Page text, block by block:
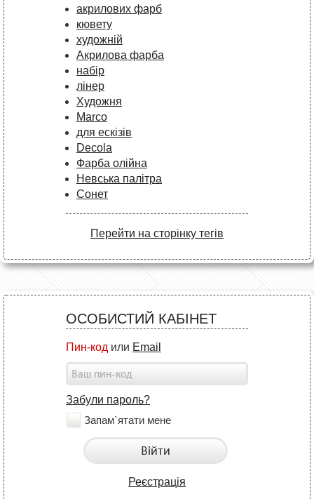
акрилових фарб
кювету
художній
Акрилова фарба
набір
лінер
Художня
Marco
для ескізів
Decola
Фарба олійна
Невська палітра
Сонет
Перейти на сторінку тегів
ОСОБИСТИЙ КАБІНЕТ
Пин-код или Email
Забули пароль?
Запам`ятати мене
Війти
Реєстрація